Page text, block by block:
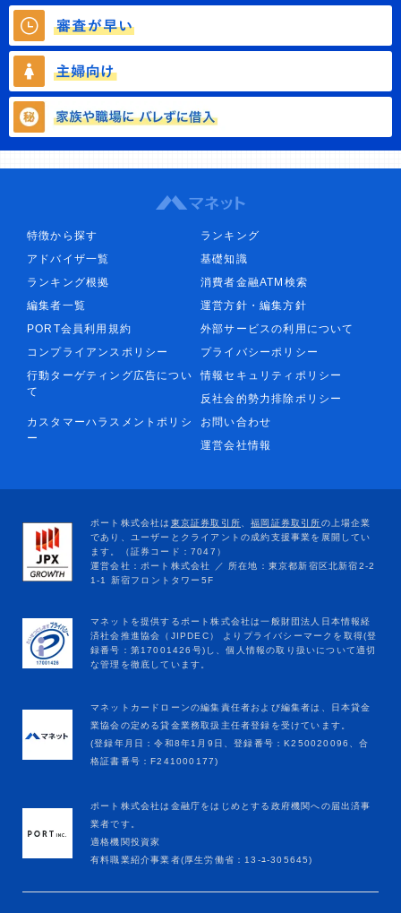
特徴から探す
ランキング
アドバイザ一覧
基礎知識
ランキング根拠
消費者金融ATM検索
編集者一覧
運営方針・編集方針
PORT会員利用規約
外部サービスの利用について
コンプライアンスポリシー
プライバシーポリシー
行動ターゲティング広告につい
て
情報セキュリティポリシー
反社会的勢力排除ポリシー
カスタマーハラスメントポリシ
ー
お問い合わせ
運営会社情報
マネットカードローンの編集責任者および編集者は、日本貸金
業協会の定める貸金業務取扱主任者登録を受けています。
(登録年月日：令和8年1月9日、登録番号：K250020096、合
格証書番号：F241000177)
ポート株式会社は金融庁をはじめとする政府機関への届出済事
業者です。
適格機関投資家
有料職業紹介事業者(厚生労働省：13-ﾕ-305645)